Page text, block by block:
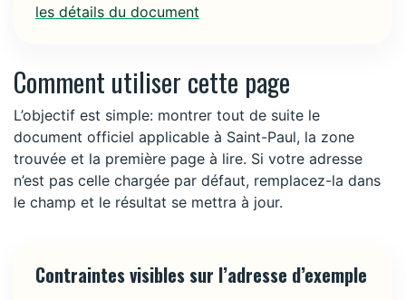
les détails du document
Comment utiliser cette page
L’objectif est simple: montrer tout de suite le
document officiel applicable à Saint-Paul, la zone
trouvée et la première page à lire. Si votre adresse
n’est pas celle chargée par défaut, remplacez-la dans
le champ et le résultat se mettra à jour.
Contraintes visibles sur l’adresse d’exemple